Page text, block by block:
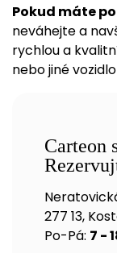
Pokud máte
neváhejte a
rychlou a
nebo jiné
Carteon
277 13,
Po-Pá: 7 -